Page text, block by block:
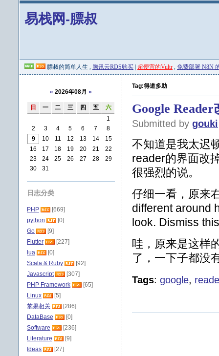
易栈网-膘叔
膘叔的简单人生 , 腾讯云RDS购买 超便宜的Vultr , 免费部署 N8N
Tag:得道多助
Google
Submitted by gouki
不知道是我太迟
reader的界面改
很强烈的说。
仔细一看，原来
different around
look. Dismiss
哇，原来是这样
了，一下子都没
Tags: google,
« 2026年08月 »
日 一 二 三 四 五
六
1
2
3 4 5 6 7
8
9
10 11 12 13 14
15
16
17 18 19 20 21
22
23
24 25 26 27 28
29
30
31
日志分类
PHP
[669]
python
[0]
Go
[9]
Flutter
[227]
lua
[0]
Scala & Ruby
[92]
Javascript
[307]
PHP Framework
[65]
Linux
[5]
苹果相关
[286]
DataBase
[0]
Software
[236]
Literature
[9]
Ideas
[27]